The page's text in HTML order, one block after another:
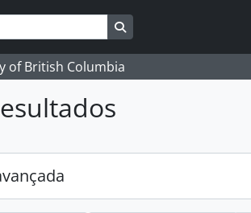
Search in browse page
of British Columbia